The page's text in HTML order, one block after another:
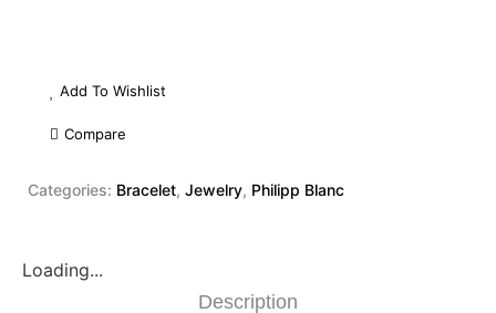
Add To Wishlist
Compare
Categories: Bracelet, Jewelry, Philipp Blanc
Loading...
Description